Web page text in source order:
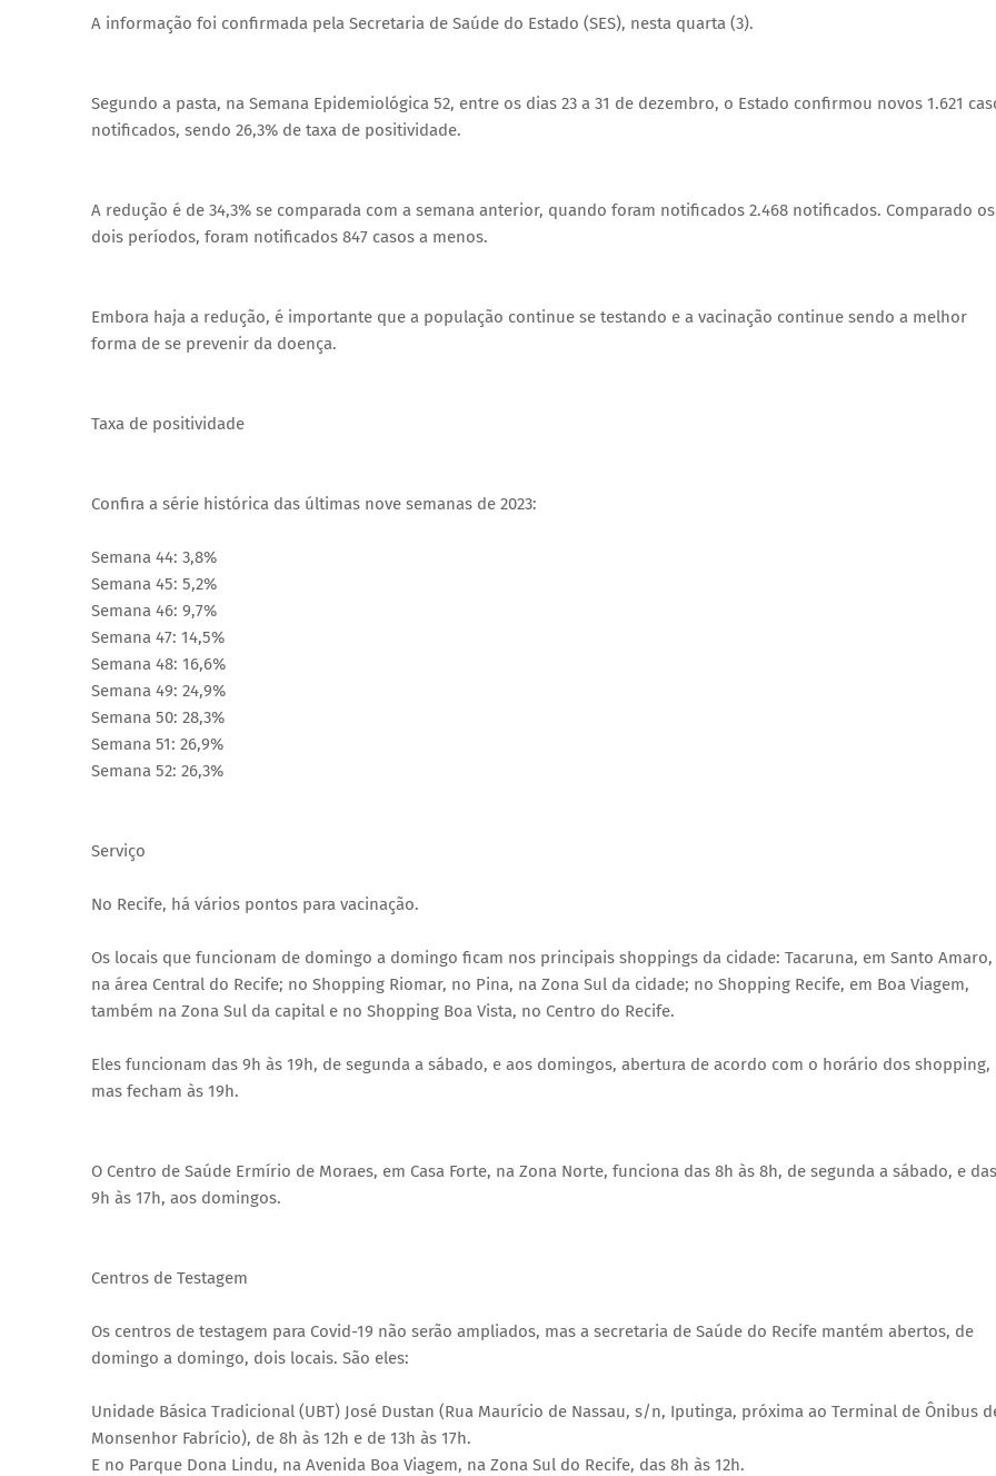
A informação foi confirmada pela Secretaria de Saúde do Estado (SES), nesta quarta (3).
Segundo a pasta, na Semana Epidemiológica 52, entre os dias 23 a 31 de dezembro, o Estado confirmou novos 1.621
notificados, sendo 26,3% de taxa de positividade.
A redução é de 34,3% se comparada com a semana anterior, quando foram notificados 2.468 notificados. Comparado os
dois períodos, foram notificados 847 casos a menos.
Embora haja a redução, é importante que a população continue se testando e a vacinação continue sendo a melhor
forma de se prevenir da doença.
Taxa de positividade
Confira a série histórica das últimas nove semanas de 2023:
Semana 44: 3,8%
Semana 45: 5,2%
Semana 46: 9,7%
Semana 47: 14,5%
Semana 48: 16,6%
Semana 49: 24,9%
Semana 50: 28,3%
Semana 51: 26,9%
Semana 52: 26,3%
Serviço
No Recife, há vários pontos para vacinação.
Os locais que funcionam de domingo a domingo ficam nos principais shoppings da cidade: Tacaruna, em Santo Amaro,
na área Central do Recife; no Shopping Riomar, no Pina, na Zona Sul da cidade; no Shopping Recife, em Boa Viagem,
também na Zona Sul da capital e no Shopping Boa Vista, no Centro do Recife.
Eles funcionam das 9h às 19h, de segunda a sábado, e aos domingos, abertura de acordo com o horário dos shopping,
mas fecham às 19h.
O Centro de Saúde Ermírio de Moraes, em Casa Forte, na Zona Norte, funciona das 8h às 8h, de segunda a sábado, e das
9h às 17h, aos domingos.
Centros de Testagem
Os centros de testagem para Covid-19 não serão ampliados, mas a secretaria de Saúde do Recife mantém abertos, de
domingo a domingo, dois locais. São eles:
Unidade Básica Tradicional (UBT) José Dustan (Rua Maurício de Nassau, s/n, Iputinga, próxima ao Terminal de Ônibus
Monsenhor Fabrício), de 8h às 12h e de 13h às 17h.
E no Parque Dona Lindu, na Avenida Boa Viagem, na Zona Sul do Recife, das 8h às 12h.